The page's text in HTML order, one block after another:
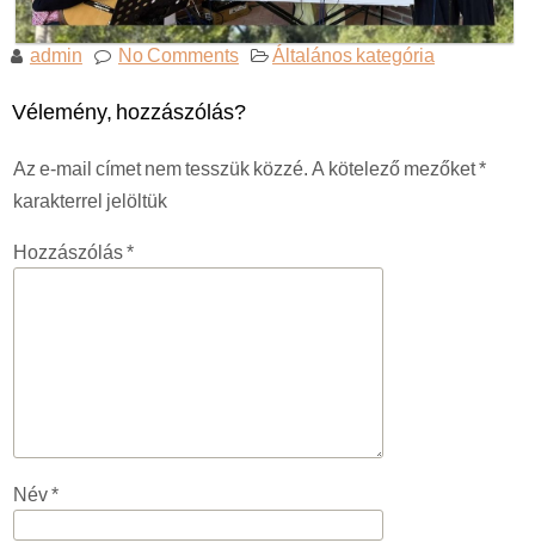
admin No Comments Általános kategória
Vélemény, hozzászólás?
Az e-mail címet nem tesszük közzé. A kötelező mezőket*
karakterrel jelöltük
Hozzászólás*
Név*